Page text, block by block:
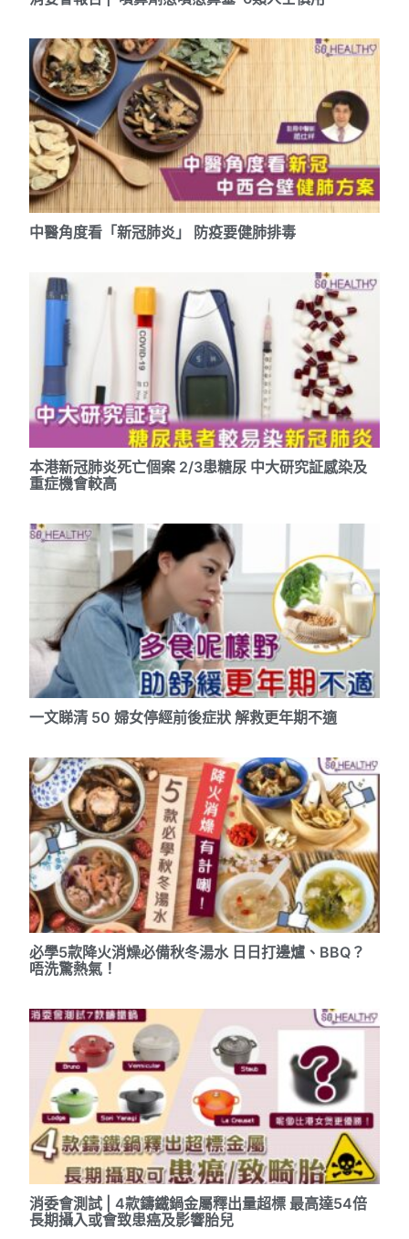
中醫角度看「新冠肺炎」 防疫要健肺排毒
本港新冠肺炎死亡個案 2/3患糖尿 中大研究証感染及
重症機會較高
一文睇清 50 婦女停經前後症狀 解救更年期不適
必學5款降火消燥必備秋冬湯水 日日打邊爐、BBQ？
唔洗驚熱氣！
消委會測試 | 4款鑄鐵鍋金屬釋出量超標 最高達54倍
長期攝入或會致患癌及影響胎兒